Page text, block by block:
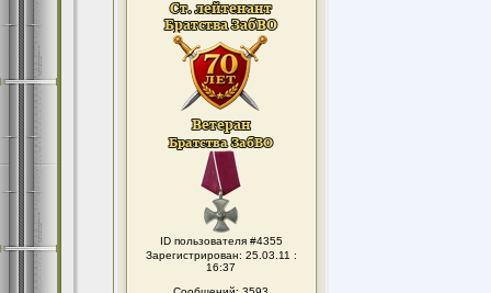
ID пользователя #4355
Зарегистрирован: 25.03.11 :
16:37